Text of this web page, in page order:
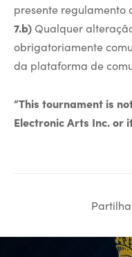
presente regulamento
7.b)Qualquer
obrigatoriamente
da plataforma de
“This tournament is
Electronic Arts Inc. or